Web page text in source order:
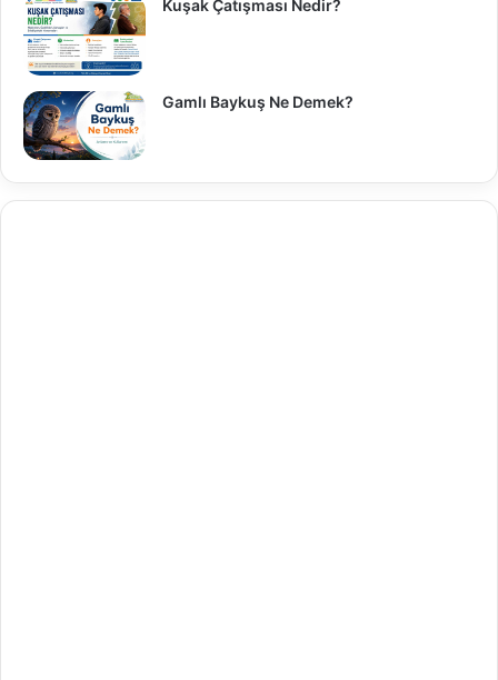
Kuşak Çatışması Nedir?
Gamlı Baykuş Ne Demek?